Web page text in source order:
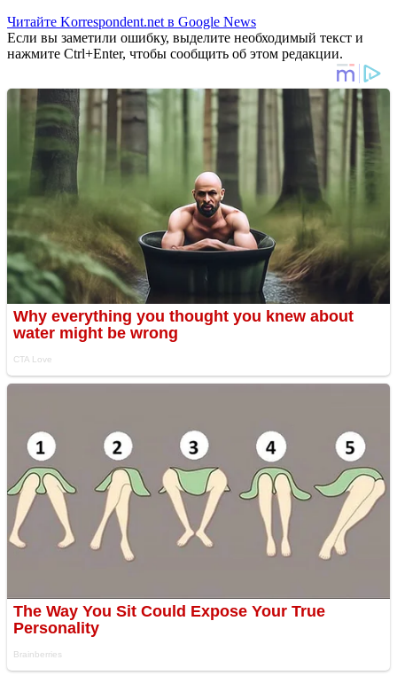
Читайте Korrespondent.net в Google News
Если вы заметили ошибку, выделите необходимый текст и
нажмите Ctrl+Enter, чтобы сообщить об этом редакции.